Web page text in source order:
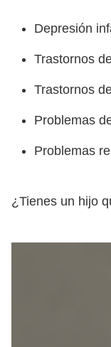
Depresión
Trastornos
Trastornos
Problemas
Problemas
¿Tienes un hijo